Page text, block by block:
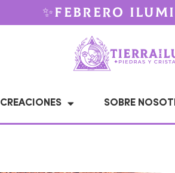
✨FEBRERO
CREACIONES SOBRE